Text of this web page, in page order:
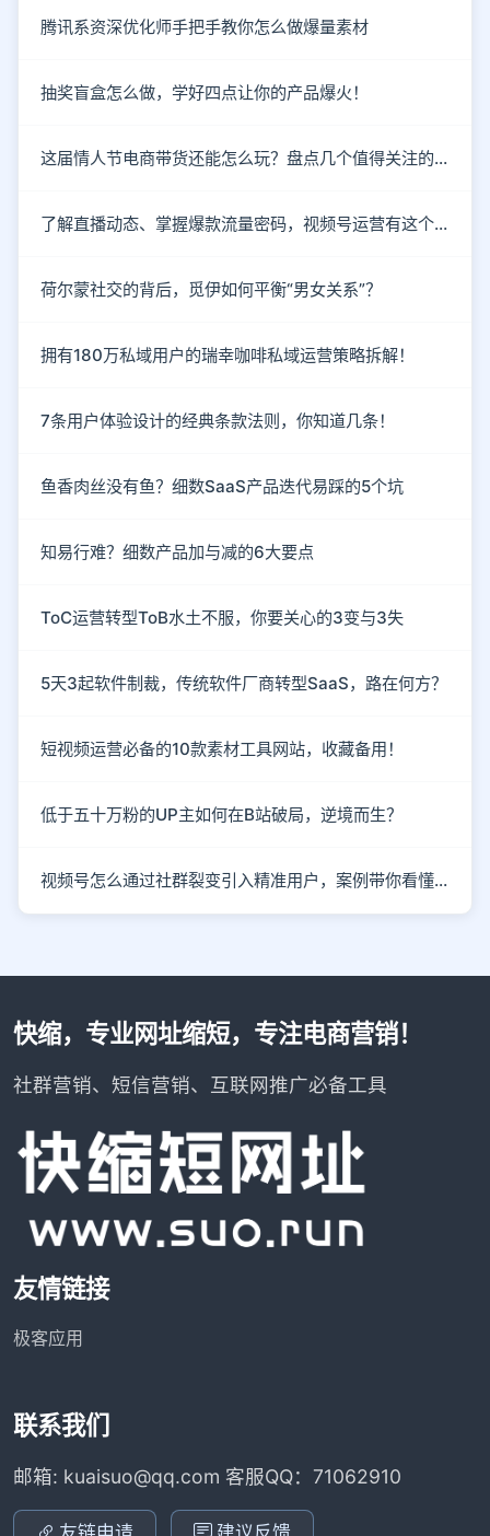
腾讯系资深优化师手把手教你怎么做爆量素材
抽奖盲盒怎么做，学好四点让你的产品爆火！
这届情人节电商带货还能怎么玩？盘点几个值得关注的新趋势
了解直播动态、掌握爆款流量密码，视频号运营有这个就够了！
荷尔蒙社交的背后，觅伊如何平衡“男女关系”？
拥有180万私域用户的瑞幸咖啡私域运营策略拆解！
7条用户体验设计的经典条款法则，你知道几条！
鱼香肉丝没有鱼？细数SaaS产品迭代易踩的5个坑
知易行难？细数产品加与减的6大要点
ToC运营转型ToB水土不服，你要关心的3变与3失
5天3起软件制裁，传统软件厂商转型SaaS，路在何方？
短视频运营必备的10款素材工具网站，收藏备用！
低于五十万粉的UP主如何在B站破局，逆境而生？
视频号怎么通过社群裂变引入精准用户，案例带你看懂！
快缩，专业网址缩短，专注电商营销！
社群营销、短信营销、互联网推广必备工具
友情链接
极客应用
联系我们
邮箱: kuaisuo@qq.com 客服QQ：71062910